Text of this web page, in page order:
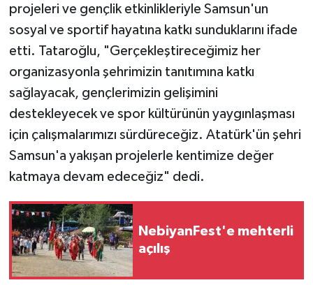
projeleri ve gençlik etkinlikleriyle Samsun'un
sosyal ve sportif hayatına katkı sunduklarını ifade
etti. Tataroğlu, "Gerçekleştireceğimiz her
organizasyonla şehrimizin tanıtımına katkı
sağlayacak, gençlerimizin gelişimini
destekleyecek ve spor kültürünün yaygınlaşması
için çalışmalarımızı sürdüreceğiz. Atatürk'ün şehri
Samsun'a yakışan projelerle kentimize değer
katmaya devam edeceğiz" dedi.
NebiyanFest'e mehterli
açılış